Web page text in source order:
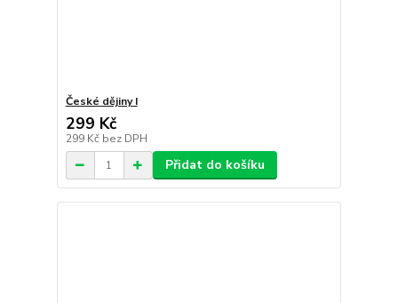
České dějiny I
299 Kč
299 Kč bez DPH
Přidat do košíku